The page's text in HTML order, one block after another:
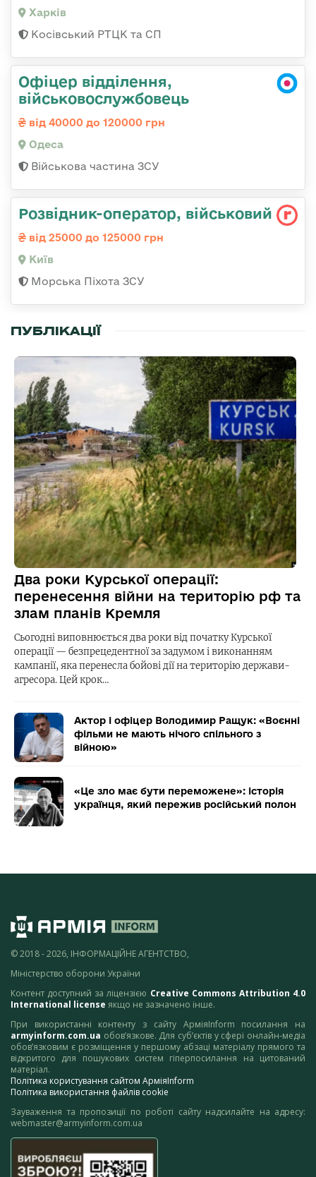
Харків
Косівський РТЦК та СП
Офіцер відділення,
військовослужбовець
від 40000 до 120000 грн
Одеса
Військова частина ЗСУ
Розвідник-опеpатоp, військовий
від 25000 до 125000 грн
Київ
Морська Піхота ЗСУ
ПУБЛІКАЦІЇ
Два роки Курської операції:
перенесення війни на територію рф та
злам планів Кремля
Сьогодні виповнюється два роки від початку Курської
операції — безпрецедентної за задумом і виконанням
кампанії, яка перенесла бойові дії на територію держави-
агресора. Цей крок…
Актор і офіцер Володимир Ращук: «Воєнні
фільми не мають нічого спільного з
війною»
«Це зло має бути переможене»: історія
українця, який пережив російський полон
© 2018 - 2026, ІНФОРМАЦІЙНЕ АГЕНТСТВО,
Міністерство оборони України
Контент доступний за ліцензією Creative Commons Attribution 4.0
International license якщо не зазначено інше.
При використанні контенту з сайту АрміяInform посилання на
armyinform.com.ua обов’язкове. Для суб’єктів у сфері онлайн-медіа
обов’язковим є розміщення у першому абзаці матеріалу прямого та
відкритого для пошукових систем гіперпосилання на цитований
матеріал.
Політика користування сайтом АрміяInform
Політика використання файлів cookie
Зауваження та пропозиції по роботі сайту надсилайте на адресу:
webmaster@armyinform.com.ua